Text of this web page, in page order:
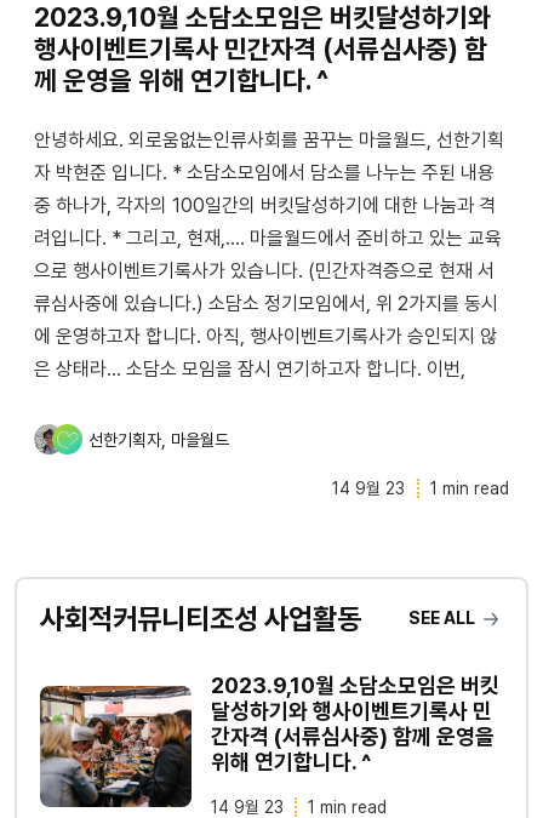
2023.9,10월 소담소모임은 버킷달성하기와
행사이벤트기록사 민간자격 (서류심사중) 함
께 운영을 위해 연기합니다. ^
안녕하세요. 외로움없는인류사회를 꿈꾸는 마을월드, 선한기획
자 박현준 입니다. * 소담소모임에서 담소를 나누는 주된 내용
중 하나가, 각자의 100일간의 버킷달성하기에 대한 나눔과 격
려입니다. * 그리고, 현재,.... 마을월드에서 준비하고 있는 교육
으로 행사이벤트기록사가 있습니다. (민간자격증으로 현재 서
류심사중에 있습니다.) 소담소 정기모임에서, 위 2가지를 동시
에 운영하고자 합니다. 아직, 행사이벤트기록사가 승인되지 않
은 상태라... 소담소 모임을 잠시 연기하고자 합니다. 이번,
선한기획자 마을월드
14 9월 23 1 min read
사회적커뮤니티조성 사업활동 SEE ALL
2023.9,10월 소담소모임은 버킷
달성하기와 행사이벤트기록사 민
간자격 (서류심사중) 함께 운영을
위해 연기합니다. ^
14 9월 23 1 min read